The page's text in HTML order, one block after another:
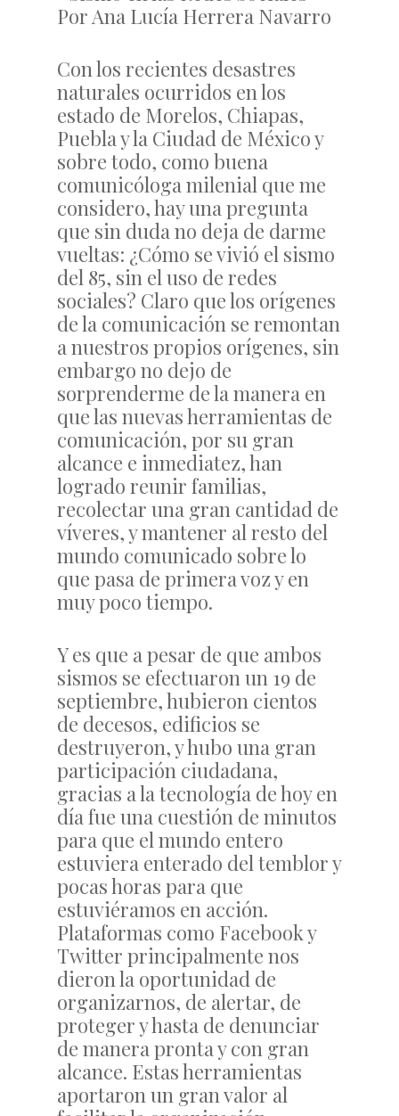
Por Ana Lucía Herrera Navarro
Con los recientes desastres
naturales ocurridos en los
estado de Morelos, Chiapas,
Puebla y la Ciudad de México y
sobre todo, como buena
comunicóloga milenial que me
considero, hay una pregunta
que sin duda no deja de darme
vueltas: ¿Cómo se vivió el sismo
del 85, sin el uso de redes
sociales? Claro que los orígenes
de la comunicación se remontan
a nuestros propios orígenes, sin
embargo no dejo de
sorprenderme de la manera en
que las nuevas herramientas de
comunicación, por su gran
alcance e inmediatez, han
logrado reunir familias,
recolectar una gran cantidad de
víveres, y mantener al resto del
mundo comunicado sobre lo
que pasa de primera voz y en
muy poco tiempo.
Y es que a pesar de que ambos
sismos se efectuaron un 19 de
septiembre, hubieron cientos
de decesos, edificios se
destruyeron, y hubo una gran
participación ciudadana,
gracias a la tecnología de hoy en
día fue una cuestión de minutos
para que el mundo entero
estuviera enterado del temblor y
pocas horas para que
estuviéramos en acción.
Plataformas como Facebook y
Twitter principalmente nos
dieron la oportunidad de
organizarnos, de alertar, de
proteger y hasta de denunciar
de manera pronta y con gran
alcance. Estas herramientas
aportaron un gran valor al